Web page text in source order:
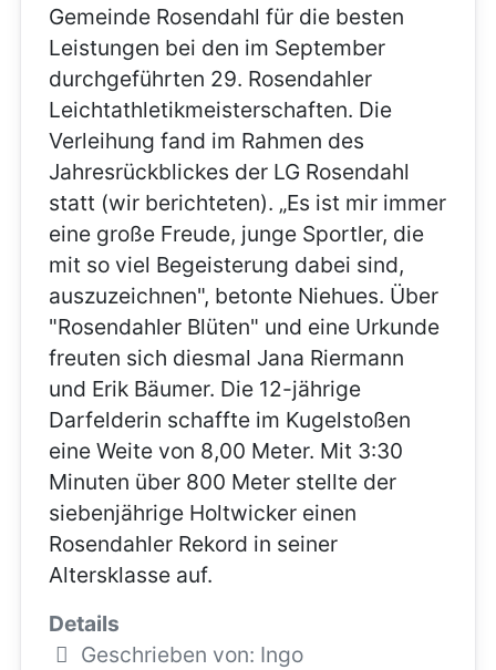
Gemeinde Rosendahl für die besten
Leistungen bei den im September
durchgeführten 29. Rosendahler
Leichtathletikmeisterschaften. Die
Verleihung fand im Rahmen des
Jahresrückblickes der LG Rosendahl
statt (wir berichteten). „Es ist mir immer
eine große Freude, junge Sportler, die
mit so viel Begeisterung dabei sind,
auszuzeichnen", betonte Niehues. Über
"Rosendahler Blüten" und eine Urkunde
freuten sich diesmal Jana Riermann
und Erik Bäumer. Die 12-jährige
Darfelderin schaffte im Kugelstoßen
eine Weite von 8,00 Meter. Mit 3:30
Minuten über 800 Meter stellte der
siebenjährige Holtwicker einen
Rosendahler Rekord in seiner
Altersklasse auf.
Details
Geschrieben von: Ingo